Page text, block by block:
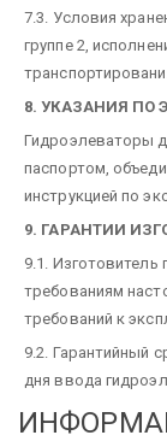
7.3. Условия
группе 2,
8. УКАЗАНИЯ ПО
Гидроэлеваторы
паспортом,
инструкцией по
9. ГАРАНТИИ
9.1. Изготовитель
требованиям
требований к
9.2. Гарантийный
дня ввода